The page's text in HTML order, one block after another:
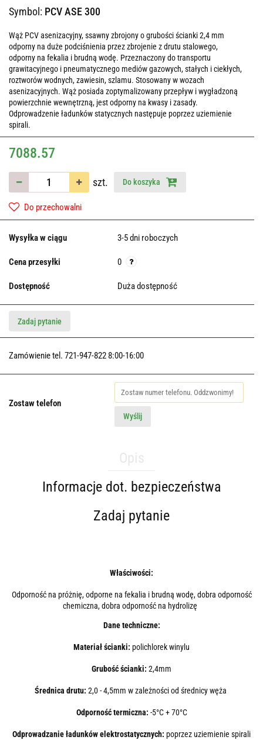
Symbol: PCV ASE 300
Wąż PCV asenizacyjny, ssawny zbrojony o grubości ścianki 2,4 mm
odporny na duże podciśnienia przez zbrojenie z drutu stalowego,
odporny na fekalia i brudną wodę. Przeznaczony do transportu
grawitacyjnego i pneumatycznego mediów gazowych, stałych i ciekłych,
roztworów wodnych, zawiesin, szlamu. Stosowany w wozach
asenizacyjnych. Wąż posiada zoptymalizowany przepływ i wygładzoną
powierzchnie wewnętrzną, jest odporny na kwasy i zasady.
Odprowadzenie ładunków statycznych następuje poprzez uziemienie
spirali.
7088.57
szt. Do koszyka
Do przechowalni
Wysyłka w ciągu 3-5 dni roboczych
Cena przesyłki 0
Dostępność Duża dostępność
Zadaj pytanie
Zamówienie tel. 721-947-822 8:00-16:00
Zostaw telefon
Wyślij
Informacje dot. bezpieczeństwa
Zadaj pytanie
Właściwości:
Odporność na próżnię, odporne na fekalia i brudną wodę, dobra odporność
chemiczna, dobra odporność na hydrolizę
Dane techniczne:
Materiał ścianki: polichlorek winylu
Grubość ścianki: 2,4mm
Średnica drutu: 2,0 - 4,5mm w zależności od średnicy węża
Odporność termiczna: -5°C + 70°C
Odprowadzanie ładunków elektrostatycznych: poprzez uziemienie spirali